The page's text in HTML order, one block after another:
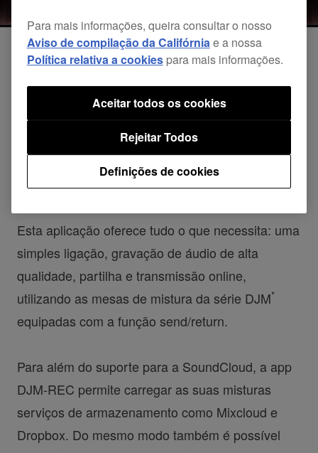
é uma aplicação para DJs que permite
facilmente gravar e partilhar os seus mixes,
expondo-se desta forma à audiência mundial.
Esta aplicação oferece tudo o que necessita: uma
simples ligação, gravação de áudio de alta
qualidade, partilha e transmissão online,
utilizando as mesas de mistura da série DJM*
equipadas com a função send/return.
Para além do suporte para a SoundCloud, a app
DJM-REC permite carregar as suas misturas
serviços de armazenamento como Mixcloud e
Dropbox. Do mesmo modo também é possível
Para mais informações, queira consultar o nosso
Aviso de compilação da Califórniae a nossa
Política relativa a cookiespara mais informações.
Definições de cookies
Rejeitar Todos
Aceitar todos os cookies